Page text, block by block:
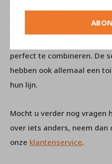
handdoeken en
één zelfde kleurthema.
perfect te combineren. De
hebben ook allemaal een
hun lijn.
Mocht u verder nog vragen
over iets anders, neem dan
onze klantenservice.